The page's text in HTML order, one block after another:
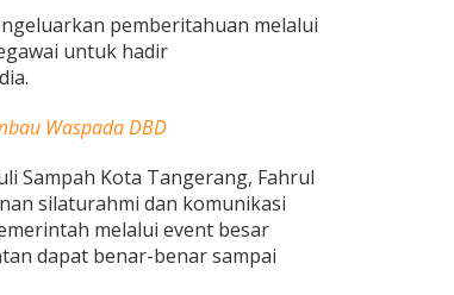
pemberitahuan melalui
untuk hadir
Waspada DBD
Sampah Kota Tangerang, Fahrul
silaturahmi dan komunikasi
melalui event besar
dapat benar-benar sampai